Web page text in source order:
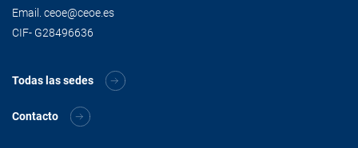
Email. ceoe@ceoe.es
CIF- G28496636
Todas las sedes
Contacto